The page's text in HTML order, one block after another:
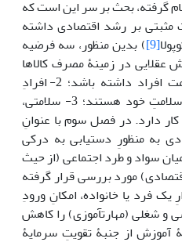
گرفته، بحث بر سر این است که
مثبتی بر رشد اقتصادی داشته
[9] ) بدین منظور، سه فرضیه
است: 1- گزینش عقلایی در زمینۀ مصرف کالاها
می­تواند تأثیری منفی بر سلامت افراد داشته باشد؛ 2- افرادِ
جامعه، تولیدکنندگانِ مشترکِ سلامتِ خود هستند؛ 3- سلامتی،
کار دارد. در فصل سوم با عنوانِ
به منظورِ دستیابی به درکی
سواد و طرد اجتماعی (از حیث
مورد بررسی قرار گرفته
فرد یا خانواده، امکانِ ورودِ
و شغلی (مهارت­آموزی) را کاهش
از جنبۀ تقویتِ سرمایۀ